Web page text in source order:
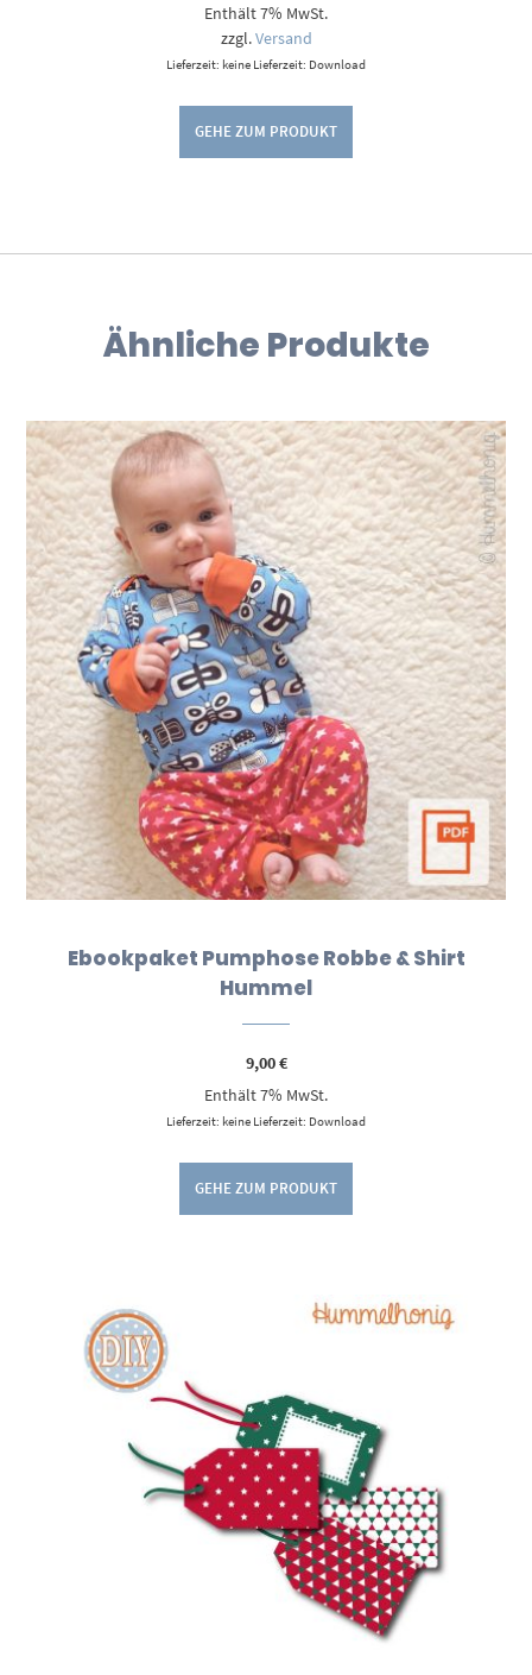
Enthält 7% MwSt.
zzgl.Versand
Lieferzeit: keine Lieferzeit: Download
GEHE ZUM PRODUKT
Ähnliche Produkte
Ebookpaket Pumphose Robbe & Shirt
Hummel
9,00€
Enthält 7% MwSt.
Lieferzeit: keine Lieferzeit: Download
GEHE ZUM PRODUKT